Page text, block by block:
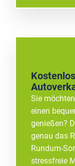
Sie
einen
genießen?
genau das
Rundum-
stressfreie